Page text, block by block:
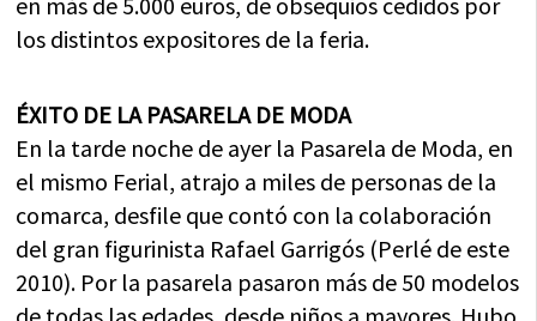
los distintos expositores de la feria.
ÉXITO DE LA PASARELA DE MODA
En la tarde noche de ayer la Pasarela de Moda, en
el mismo Ferial, atrajo a miles de personas de la
comarca, desfile que contó con la colaboración
del gran figurinista Rafael Garrigós (Perlé de este
2010). Por la pasarela pasaron más de 50 modelos